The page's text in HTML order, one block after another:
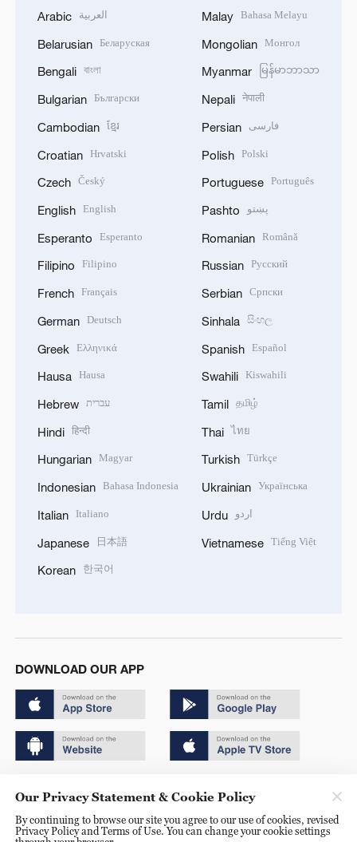
Arabic العربية
Belarusian Беларуская
Bengali বাংলা
Bulgarian Български
Cambodian ខ្មែរ
Croatian Hrvatski
Czech Český
English English
Esperanto Esperanto
Filipino Filipino
French Français
German Deutsch
Greek Ελληνικά
Hausa Hausa
Hebrew עברית
Hindi हिन्दी
Hungarian Magyar
Indonesian Bahasa Indonesia
Italian Italiano
Japanese 日本語
Korean 한국어
Malay Bahasa Melayu
Mongolian Монгол
Myanmar မြန်မာဘာသာ
Nepali नेपाली
Persian فارسی
Polish Polski
Portuguese Português
Pashto پښتو
Romanian Română
Russian Русский
Serbian Српски
Sinhala සිංහල
Spanish Español
Swahili Kiswahili
Tamil தமிழ்
Thai ไทย
Turkish Türkçe
Ukrainian Українська
Urdu اردو
Vietnamese Tiếng Việt
DOWNLOAD OUR APP
京ICP备20000184号
京公网安备 11010502050052号
Our Privacy Statement & Cookie Policy
By continuing to browse our site you agree to our use of cookies, revised
Privacy Policy and Terms of Use. You can change your cookie settings